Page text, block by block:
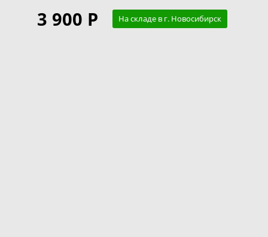
3 900 Р На складе в г. Новосибирск